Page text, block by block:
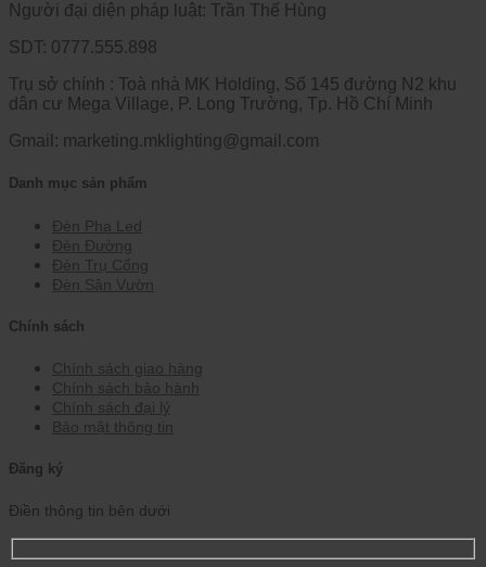
Người đại diện pháp luật: Trần Thế Hùng
SDT: 0777.555.898
Trụ sở chính : Toà nhà MK Holding, Số 145 đường N2 khu
dân cư Mega Village, P. Long Trường, Tp. Hồ Chí Minh
Gmail: marketing.mklighting@gmail.com
Danh mục sản phẩm
Đèn Pha Led
Đèn Đường
Đèn Trụ Cổng
Đèn Sân Vườn
Chính sách
Chính sách giao hàng
Chính sách bảo hành
Chính sách đại lý
Bảo mật thông tin
Đăng ký
Điền thông tin bên dưới